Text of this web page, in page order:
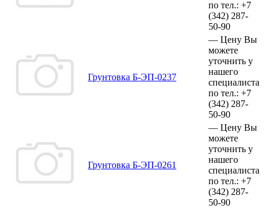
по тел.: +7
(342) 287-
50-90
Грунтовка Б-ЭП-0237
— Цену Вы
можете
уточнить у
нашего
специалиста
по тел.: +7
(342) 287-
50-90
Грунтовка Б-ЭП-0261
— Цену Вы
можете
уточнить у
нашего
специалиста
по тел.: +7
(342) 287-
50-90